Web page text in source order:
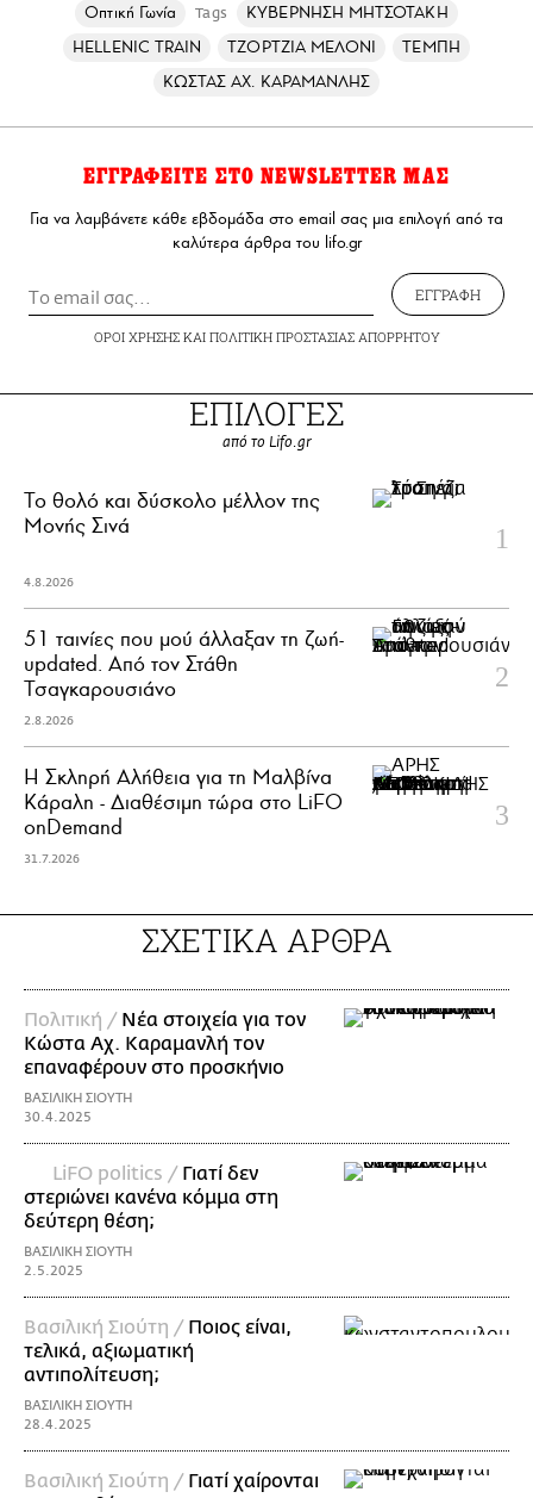
Οπτική Γωνία Tags
ΚΥΒΕΡΝΗΣΗ ΜΗΤΣΟΤΑΚΗ
HELLENIC TRAIN
ΤΖΟΡΤΖΙΑ ΜΕΛΟΝΙ
ΤΕΜΠΗ
ΚΩΣΤΑΣ ΑΧ. ΚΑΡΑΜΑΝΛΗΣ
ΕΓΓΡΑΦΕΙΤΕ ΣΤΟ NEWSLETTER ΜΑΣ
Για να λαμβάνετε κάθε εβδομάδα στο email σας μια επιλογή από τα
καλύτερα άρθρα του lifo.gr
ΕΓΓΡΑΦΗ
ΟΡΟΙ ΧΡΗΣΗΣΚΑΙ ΠΟΛΙΤΙΚΗ ΠΡΟΣΤΑΣΙΑΣ ΑΠΟΡΡΗΤΟΥ
ΕΠΙΛΟΓΕΣ
από το Lifo.gr
Το θολό και δύσκολο μέλλον της
Μονής Σινά
4.8.2026
51 ταινίες που μού άλλαξαν τη ζωή-
updated. Aπό τον Στάθη
Τσαγκαρουσιάνο
2.8.2026
Η Σκληρή Αλήθεια για τη Μαλβίνα
Κάραλη - Διαθέσιμη τώρα στo LiFO
onDemand
31.7.2026
ΣΧΕΤΙΚΑ ΑΡΘΡΑ
Πολιτική / Nέα στοιχεία για τον
Κώστα Αχ. Καραμανλή τον
επαναφέρουν στο προσκήνιο
ΒΑΣΙΛΙΚΗ ΣΙΟΥΤΗ
30.4.2025
LiFO politics / Γιατί δεν
στεριώνει κανένα κόμμα στη
δεύτερη θέση;
ΒΑΣΙΛΙΚΗ ΣΙΟΥΤΗ
2.5.2025
Βασιλική Σιούτη / Ποιος είναι,
τελικά, αξιωματική
αντιπολίτευση;
ΒΑΣΙΛΙΚΗ ΣΙΟΥΤΗ
28.4.2025
Βασιλική Σιούτη / Γιατί χαίρονται